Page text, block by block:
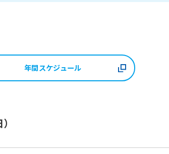
年間スケジュール